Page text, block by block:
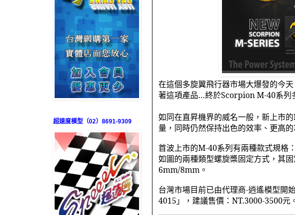
在這個多旋翼飛行器市場大爆發的今
著這項產品…終於Scorpion M-40系列
如同在直昇機界的威名一般，新上市的
量，同時仍然保持出色的效率、更高
首波上市的M-40系列有兩種款式規格：
如圖的兩種類型螺旋槳固定方式，其
6mm/8mm 。
台灣市場目前已由代理商-逍遙模型開
4015 」，建議售價： NT.3000-3500元
超速度模型（02）8691-9309